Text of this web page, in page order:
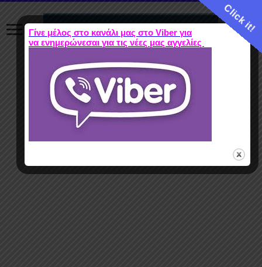
Click it!
Γίνε μέλος στο κανάλι μας στο Viber για
να ενημερώνεσαι για τις νέες μας αγγελίες